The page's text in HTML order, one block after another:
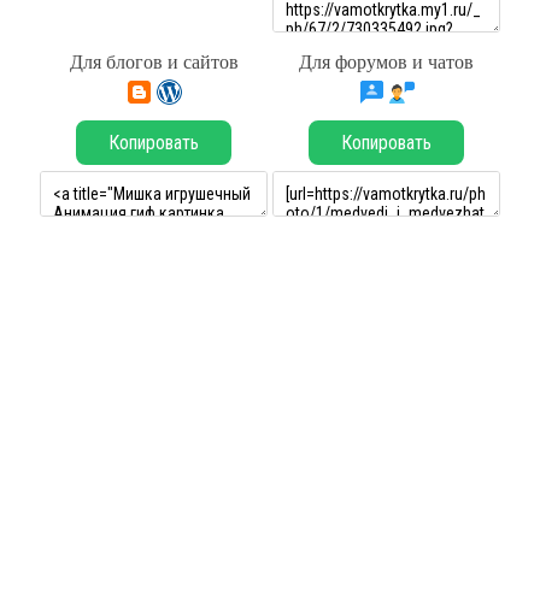
Для блогов и сайтов Для форумов и чатов
Копировать Копировать